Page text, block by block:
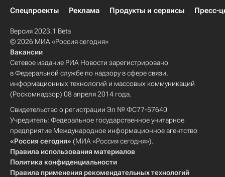
Спецпроекты
Реклама Продукты и сервисы Пресс-
Версия 2023.1 Beta
© 2026 МИА «Россия сегодня»
Вакансии
Сетевое издание РИА Новости зарегистрировано
в Федеральной службе по надзору в сфере связи,
информационных технологий и массовых коммуникаций
(Роскомнадзор) 08 апреля 2014 года.
Свидетельство о регистрации Эл № ФС77-57640
Учредитель: Федеральное государственное унитарное
предприятие Международное информационное агентство
«Россия сегодня» (МИА «Россия сегодня»).
Правила использования материалов
Политика конфиденциальности
Правила применения рекомендательных технологий